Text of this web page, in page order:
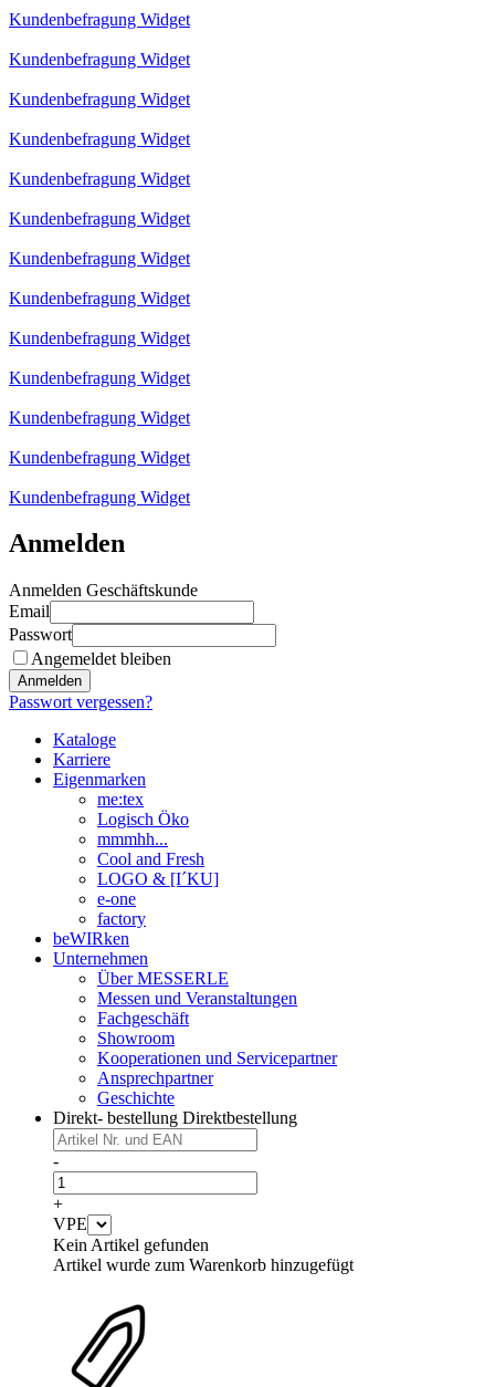
Kundenbefragung Widget
Kundenbefragung Widget
Kundenbefragung Widget
Kundenbefragung Widget
Kundenbefragung Widget
Kundenbefragung Widget
Kundenbefragung Widget
Kundenbefragung Widget
Kundenbefragung Widget
Kundenbefragung Widget
Kundenbefragung Widget
Kundenbefragung Widget
Kundenbefragung Widget
Anmelden
Anmelden Geschäftskunde
Email
Passwort
Angemeldet bleiben
Anmelden
Passwort vergessen?
Kataloge
Karriere
Eigenmarken
me:tex
Logisch Öko
mmmhh...
Cool and Fresh
LOGO & [I´KU]
e-one
factory
beWIRken
Unternehmen
Über MESSERLE
Messen und Veranstaltungen
Fachgeschäft
Showroom
Kooperationen und Servicepartner
Ansprechpartner
Geschichte
Direkt- bestellung Direktbestellung
-
+
VPE
Kein Artikel gefunden
Artikel wurde zum Warenkorb hinzugefügt